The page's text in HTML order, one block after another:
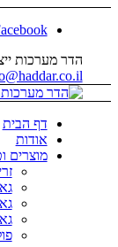
הדר מערכות
דף הבית
אודות
מוצרים
גאוקו 20